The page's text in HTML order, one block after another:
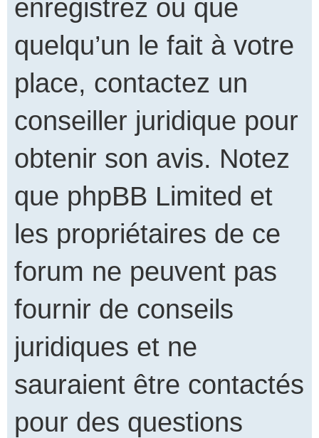
enregistrez ou que
quelqu’un le fait à votre
place, contactez un
conseiller juridique pour
obtenir son avis. Notez
que phpBB Limited et
les propriétaires de ce
forum ne peuvent pas
fournir de conseils
juridiques et ne
sauraient être contactés
pour des questions